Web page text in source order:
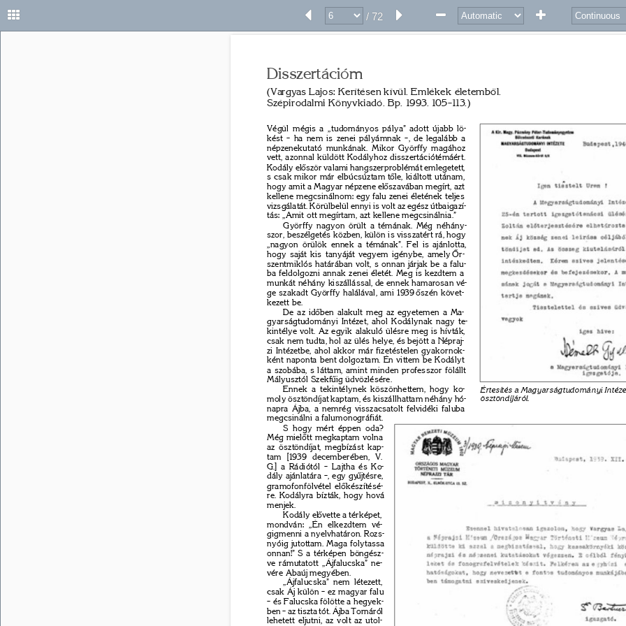
/ 72
Disszertációm
(Vargyas Lajos: Kerítésen kívül. Emlékek életemből.
Szépirodalmi Könyvkiadó. Bp. 1993. 105–113.)
Végül mégis a „tudományos pálya” adott újabb lö-
kést – ha nem is zenei pályámnak –, de legalább a
népzenekutató munkának. Mikor Györffy magához
vett, azonnal küldött Kodályhoz disszertációtémáért.
Kodály először valami hangszerproblémát emlegetett,
s csak mikor már elbúcsúztam tőle, kiáltott utánam,
hogy amit a Magyar népzene előszavában megírt, azt
kellene megcsinálnom: egy falu zenei életének teljes
vizsgálatát. Körülbelül ennyi is volt az egész útbaigazí-
tás: „Amit ott megírtam, azt kellene megcsinálnia.”
Györffy nagyon örült a témának. Még néhány-
szor, beszélgetés közben, külön is visszatért rá, hogy
„nagyon örülök ennek a témának”. Fel is ajánlotta,
hogy saját kis tanyáját vegyem igénybe, amely Őr-
szentmiklós határában volt, s onnan járjak be a falu-
ba feldolgozni annak zenei életét. Meg is kezdtem a
munkát néhány kiszállással, de ennek hamarosan vé-
ge szakadt Györffy halálával, ami 1939 őszén követ-
kezett be.
De az időben alakult meg az egyetemen a Ma-
gyarságtudományi Intézet, ahol Kodálynak nagy te-
kintélye volt. Az egyik alakuló ülésre meg is hívták,
csak nem tudta, hol az ülés helye, és bejött a Népraj-
zi Intézetbe, ahol akkor már fizetéstelen gyakornok-
ként naponta bent dolgoztam. Én vittem be Kodályt
a szobába, s láttam, amint minden professzor fölállt
Mályusztól Szekfűig üdvözlésére.
Ennek a tekintélynek köszönhettem, hogy ko-
moly ösztöndíjat kaptam, és kiszállhattam néhány hó-
napra Ájba, a nemrég visszacsatolt felvidéki faluba
megcsinálni a falumonográfiát.
S hogy mért éppen oda?
Még mielőtt megkaptam volna
az ösztöndíjat, megbízást kap-
tam [1939 decemberében, V.
G.] a Rádiótól – Lajtha és Ko-
dály ajánlatára –, egy gyűjtésre,
gramofonfölvétel előkészítésé-
re. Kodályra bízták, hogy hová
menjek.
Kodály elővette a térképet,
mondván: „Én elkezdtem vé-
gigmenni a nyelvhatáron. Rozs-
nyóig jutottam. Maga folytassa
onnan!” S a térképen böngész-
ve rámutatott „Ájfalucska” ne-
vére Abaúj megyében.
„Ájfalucska” nem létezett,
csak Áj külön – ez magyar falu
– és Falucska fölötte a hegyek-
ben – az tiszta tót. Ájba Tornáról
lehetett eljutni, az volt az utol-
Értesítés a Magyarságtudományi
ösztöndíjáról.